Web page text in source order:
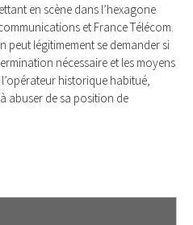
en scène dans l’hexagone
et France Télécom.
peut légitimement se demander si
nécessaire et les moyens
historique habitué,
abuser de sa position de